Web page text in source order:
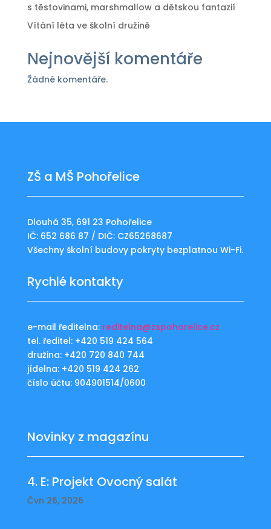
s těstovinami, marshmallow a dětskou fantazií
Vítání léta ve školní družině
Nejnovější komentáře
Žádné komentáře.
ZŠ a MŠ Pohořelice
Dlouhá 35, 691 23 Pohořelice
IČ: 652 686 87 / DIČ: CZ65268687
Všechny školní budovy pokryty bezplatnou Wi-Fi.
Rychlé kontakty
e-mail ředitelna: reditelna@zspohorelice.cz
tel. ředitel: +420 519 424 564
družina: +420 720 840 744
jídelna: +420 519 424 262
číslo účtu: 904901514/0600
Novinky z magazínu
4. E: Projekt Ovocný salát
Čvn 26, 2026